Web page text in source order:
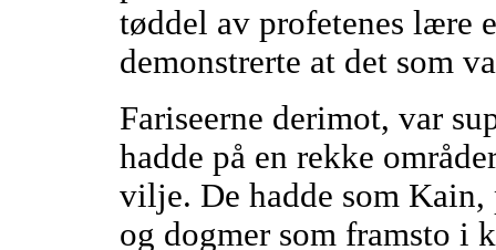
tøddel av profetenes lære
demonstrerte at det som
Fariseerne derimot, var
hadde på en rekke
vilje. De hadde som Kain,
og dogmer som framsto i